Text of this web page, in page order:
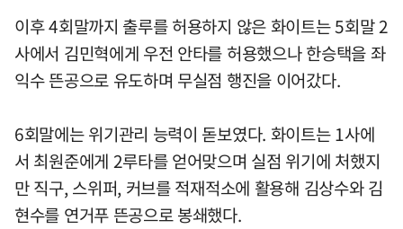
이후 4회말까지 출루를 허용하지 않은 화이트는 5회말 2
사에서 김민혁에게 우전 안타를 허용했으나 한승택을 좌
익수 뜬공으로 유도하며 무실점 행진을 이어갔다.
6회말에는 위기관리 능력이 돋보였다. 화이트는 1사에
서 최원준에게 2루타를 얻어맞으며 실점 위기에 처했지
만 직구, 스위퍼, 커브를 적재적소에 활용해 김상수와 김
현수를 연거푸 뜬공으로 봉쇄했다.